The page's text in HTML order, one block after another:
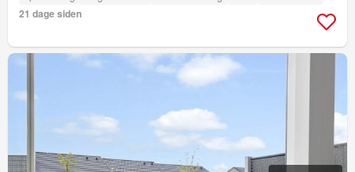
21 dage siden